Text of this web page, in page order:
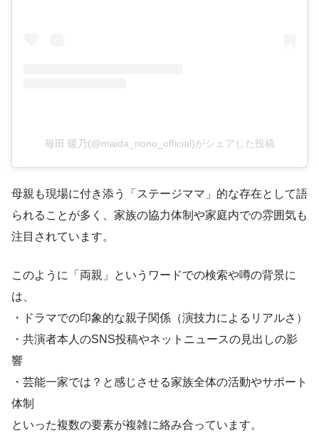
毎田 暖乃(@maida_nono_official)がシェアした投稿
母親も現場に付き添う「ステージママ」的な存在として語
られることが多く、家族の協力体制や家庭内での雰囲気も
注目されています。
このように「両親」というワードでの検索や噂の背景に
は、
・ドラマでの印象的な親子関係（演技力によるリアルさ）
・共演者本人のSNS投稿やネットニュースの見出しの影
響
・芸能一家では？と感じさせる家族全体の活動やサポート
体制
といった複数の要素が複雑に絡み合っています。